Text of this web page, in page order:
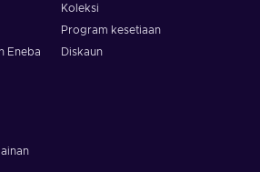
Eneba
Koleksi
Program kesetiaan
Diskaun